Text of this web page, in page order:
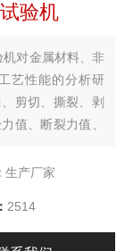
验机
对金属材料、非
艺性能的分析研
剪切、撕裂、剥
值、断裂力值、
生产厂家
2514